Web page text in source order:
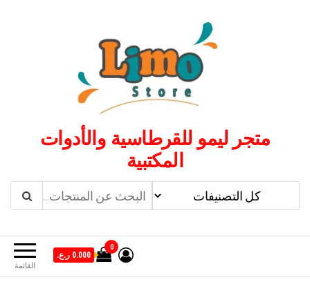
متجر ليمو للقرطاسية والأدوات
المكتبية
القائمة
0
0.000 ر.ع.